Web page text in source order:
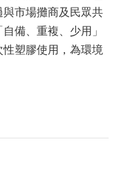
市場攤商及民眾共
備、重複、少用」
塑膠使用，為環境